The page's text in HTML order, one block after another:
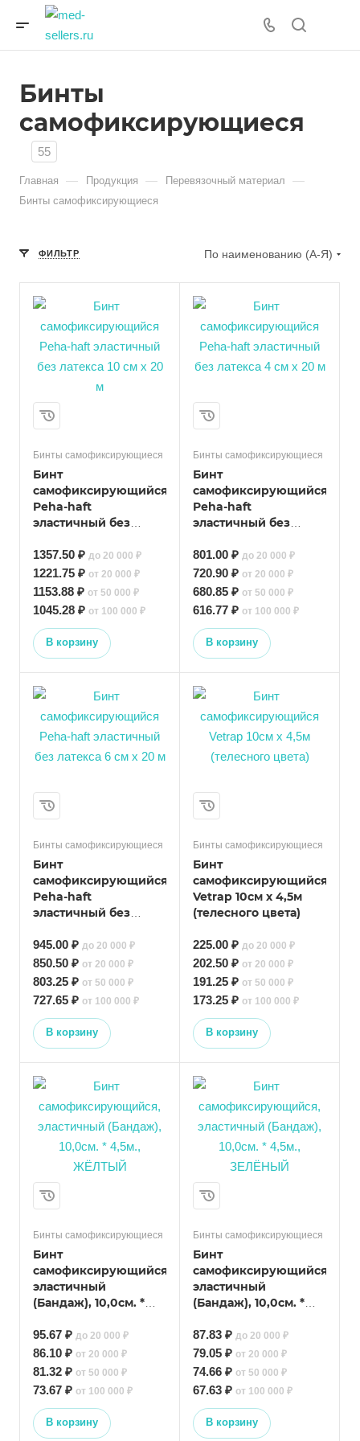
Бинты
самофиксирующиеся
55
Главная — Продукция — Перевязочный материал —
Бинты самофиксирующиеся
ФИЛЬТР По наименованию (А-Я)
Бинты самофиксирующиеся
Бинт
самофиксирующийся
Peha-haft
эластичный без
1357.50 ₽ до 20 000 ₽
1221.75 ₽ от 20 000 ₽
1153.88 ₽ от 50 000 ₽
1045.28 ₽ от 100 000 ₽
В корзину
Бинты самофиксирующиеся
Бинт
самофиксирующийся
Peha-haft
эластичный без
801.00 ₽ до 20 000 ₽
720.90 ₽ от 20 000 ₽
680.85 ₽ от 50 000 ₽
616.77 ₽ от 100 000 ₽
В корзину
Бинты самофиксирующиеся
Бинт
самофиксирующийся
Peha-haft
эластичный без
945.00 ₽ до 20 000 ₽
850.50 ₽ от 20 000 ₽
803.25 ₽ от 50 000 ₽
727.65 ₽ от 100 000 ₽
В корзину
Бинты самофиксирующиеся
Бинт
самофиксирующийся
Vetrap 10см х 4,5м
(телесного цвета)
225.00 ₽ до 20 000 ₽
202.50 ₽ от 20 000 ₽
191.25 ₽ от 50 000 ₽
173.25 ₽ от 100 000 ₽
В корзину
Бинты самофиксирующиеся
Бинт
самофиксирующийся,
эластичный
(Бандаж), 10,0см. *
95.67 ₽ до 20 000 ₽
86.10 ₽ от 20 000 ₽
81.32 ₽ от 50 000 ₽
73.67 ₽ от 100 000 ₽
В корзину
Бинты самофиксирующиеся
Бинт
самофиксирующийся,
эластичный
(Бандаж), 10,0см. *
87.83 ₽ до 20 000 ₽
79.05 ₽ от 20 000 ₽
74.66 ₽ от 50 000 ₽
67.63 ₽ от 100 000 ₽
В корзину